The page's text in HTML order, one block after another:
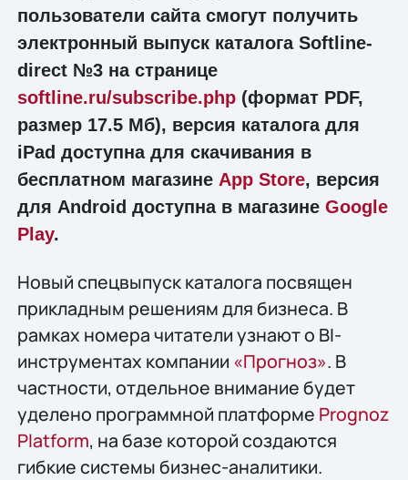
пользователи сайта смогут получить
электронный выпуск каталога Softline-
direct №3 на странице
softline.ru/subscribe.php(формат PDF,
размер 17.5 Мб), версия каталога для
iPad доступна для скачивания в
бесплатном магазине App Store, версия
для Android доступна в магазине Google
Play.
Новый спецвыпуск каталога посвящен
прикладным решениям для бизнеса. В
рамках номера читатели узнают о BI-
инструментах компании «Прогноз». В
частности, отдельное внимание будет
уделено программной платформе Prognoz
Platform, на базе которой создаются
гибкие системы бизнес-аналитики.